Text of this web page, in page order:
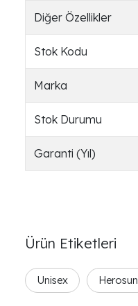
Diğer Özellikler
Stok Kodu
Marka
Stok Durumu
Garanti (Yıl)
Ürün Etiketleri
Unisex Herosun